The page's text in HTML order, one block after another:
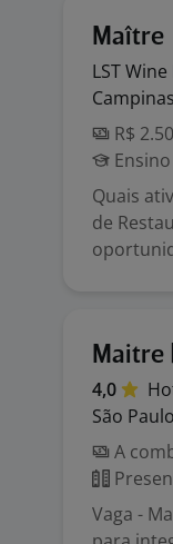
Maître
LST
R$
Quais
de
Maitre
4,0
São
A
Vaga -